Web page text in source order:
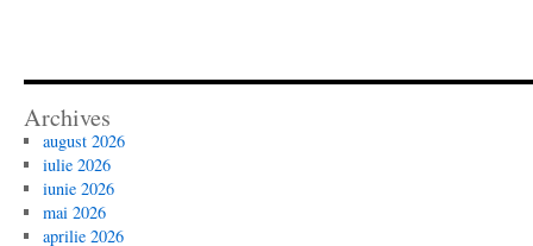
Archives
august 2026
iulie 2026
iunie 2026
mai 2026
aprilie 2026